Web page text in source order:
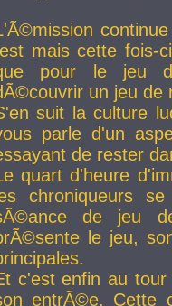
mais cette fois-
pour le jeu
un jeu de
suit la culture
parle d'un
de rester
quart d'heure
chroniqueurs
de jeu
le jeu,
c'est enfin au
entrÃ©e. Cette